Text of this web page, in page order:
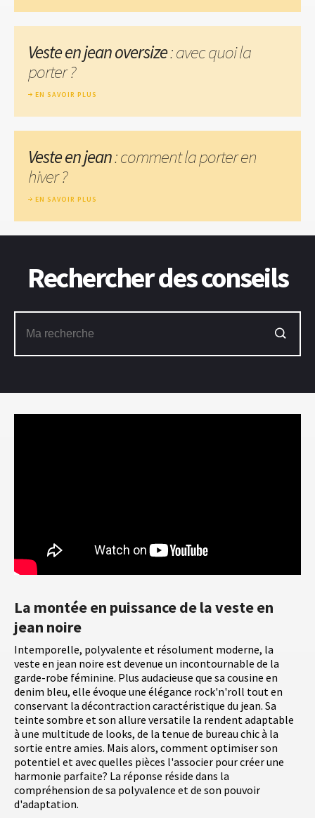
La montée en puissance de la veste en
jean noire
Intemporelle, polyvalente et résolument moderne, la
veste en jean noire est devenue un incontournable de la
garde-robe féminine. Plus audacieuse que sa cousine en
denim bleu, elle évoque une élégance rock'n'roll tout en
conservant la décontraction caractéristique du jean. Sa
teinte sombre et son allure versatile la rendent adaptable
à une multitude de looks, de la tenue de bureau chic à la
sortie entre amies. Mais alors, comment optimiser son
potentiel et avec quelles pièces l'associer pour créer une
harmonie parfaite? La réponse réside dans la
compréhension de sa polyvalence et de son pouvoir
d'adaptation.
Veste en jean oversize: avec quoi la
porter ?
EN SAVOIR PLUS
Veste en jean: comment la porter en
hiver ?
EN SAVOIR PLUS
Rechercher des conseils